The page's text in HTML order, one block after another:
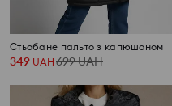
Стьобане пальто з капюшоном
349 UAH 699UAH